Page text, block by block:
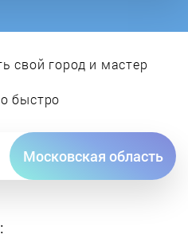
свой город и мастер
быстро
Московская область